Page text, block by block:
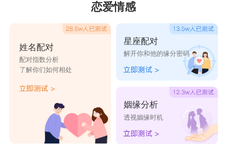
恋爱情感
姓名配对
配对指数分析
了解你们如何相处
星座配对
解开你和他的缘分密码
姻缘分析
透视姻缘时机